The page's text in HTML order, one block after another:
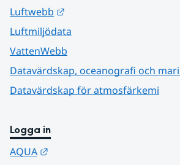
Luftwebb
Luftmiljödata
VattenWebb
Datavärdskap, oceanografi och
Datavärdskap för atmosfärkemi
Logga in
AQUA